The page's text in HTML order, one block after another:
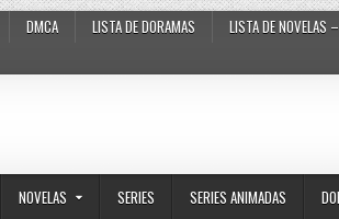
DMCA LISTA DE DORAMAS LISTA DE NOVELAS
NOVELAS SERIES SERIES ANIMADAS